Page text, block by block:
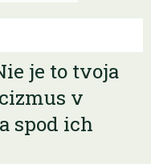
je to tvoja
v
spod ich